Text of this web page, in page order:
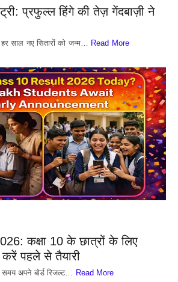
प्रफुल्ल हिंगे की तेज़ गेंदबाज़ी ने
साल नए सितारों को जन्म… Read More
कक्षा 10 के छात्रों के लिए
पहले से तैयारी
अपने बोर्ड रिजल्ट… Read More